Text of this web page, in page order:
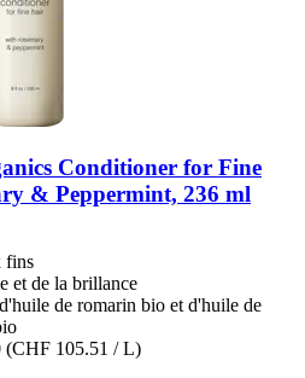
Conditioner for Fine
& Peppermint, 236 ml
fins
et de la brillance
de romarin bio et d'huile de
(CHF 105.51 / L)